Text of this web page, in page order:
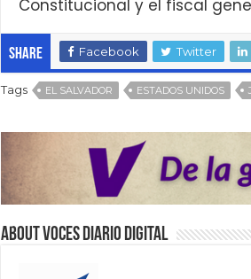
Constitucional y el fiscal
Share Facebook Twitter
Tags EL SALVADOR ESTADOS UNIDOS
About VOCES Diario digital